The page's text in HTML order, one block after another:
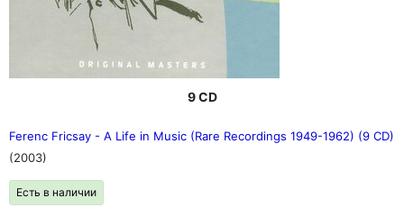
9 CD
Ferenc Fricsay - A Life in Music (Rare Recordings 1949-1962) (9 CD)
(2003)
Есть в наличии